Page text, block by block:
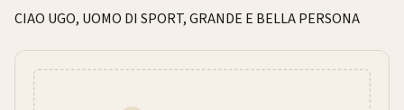
CIAO UGO, UOMO DI SPORT, GRANDE E BELLA PERSONA